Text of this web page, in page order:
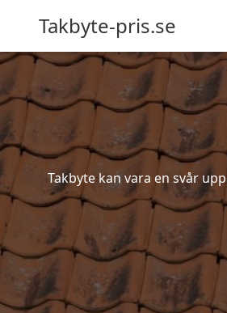
Takbyte-pris.se
Takbyte kan vara en svår